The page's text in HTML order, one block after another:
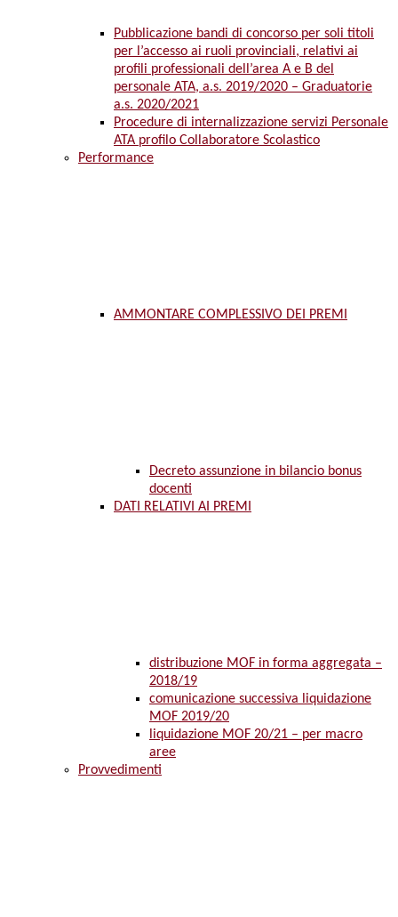
Pubblicazione bandi di concorso per soli titoli
per l’accesso ai ruoli provinciali, relativi ai
profili professionali dell’area A e B del
personale ATA, a.s. 2019/2020 – Graduatorie
a.s. 2020/2021
Procedure di internalizzazione servizi Personale
ATA profilo Collaboratore Scolastico
Performance
AMMONTARE COMPLESSIVO DEI PREMI
Decreto assunzione in bilancio bonus
docenti
DATI RELATIVI AI PREMI
distribuzione MOF in forma aggregata –
2018/19
comunicazione successiva liquidazione
MOF 2019/20
liquidazione MOF 20/21 – per macro
aree
Provvedimenti